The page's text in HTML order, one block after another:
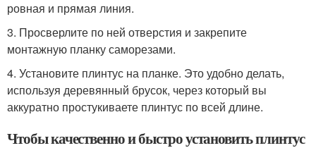
ровная и прямая линия.
3. Просверлите по ней отверстия и закрепите
монтажную планку саморезами.
4. Установите плинтус на планке. Это удобно делать,
используя деревянный брусок, через который вы
аккуратно простукиваете плинтус по всей длине.
Чтобы качественно и быстро установить плинтус